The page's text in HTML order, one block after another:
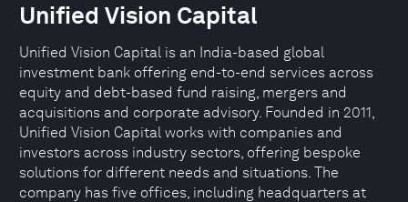
Unified Vision Capital
Unified Vision Capital is an India-based global
investment bank offering end-to-end services across
equity and debt-based fund raising, mergers and
acquisitions and corporate advisory. Founded in 2011,
Unified Vision Capital works with companies and
investors across industry sectors, offering bespoke
solutions for different needs and situations. The
company has five offices, including headquarters at